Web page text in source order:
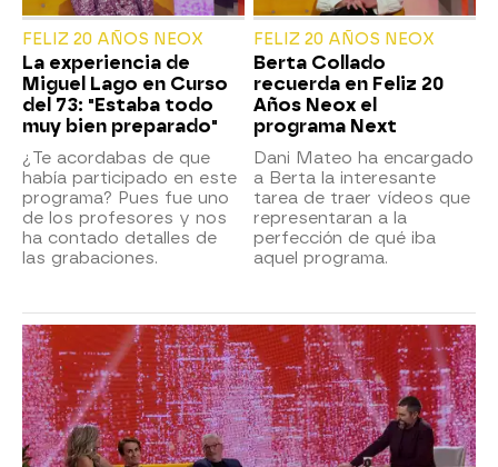
FELIZ 20 AÑOS NEOX
La experiencia de
Miguel Lago en Curso
del 73: "Estaba todo
muy bien preparado"
¿Te acordabas de que
había participado en este
programa? Pues fue uno
de los profesores y nos
ha contado detalles de
las grabaciones.
FELIZ 20 AÑOS NEOX
Berta Collado
recuerda en Feliz 20
Años Neox el
programa Next
Dani Mateo ha encargado
a Berta la interesante
tarea de traer vídeos que
representaran a la
perfección de qué iba
aquel programa.